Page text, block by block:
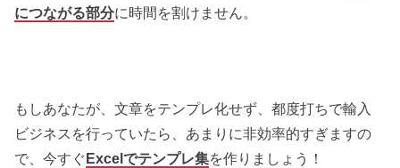
につながる部分に時間を割けません。
もしあなたが、文章をテンプレ化せず、都度打ちで輸入
ビジネスを行っていたら、あまりに非効率的すぎますの
で、今すぐ Excelでテンプレ集を作りましょう！